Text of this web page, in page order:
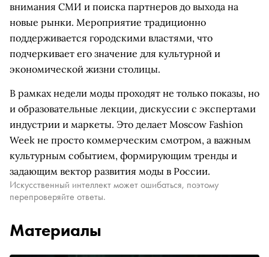
внимания СМИ и поиска партнеров до выхода на
новые рынки. Мероприятие традиционно
поддерживается городскими властями, что
подчеркивает его значение для культурной и
экономической жизни столицы.
В рамках недели моды проходят не только показы, но
и образовательные лекции, дискуссии с экспертами
индустрии и маркеты. Это делает Moscow Fashion
Week не просто коммерческим смотром, а важным
культурным событием, формирующим тренды и
задающим вектор развития моды в России.
Искусственный интеллект может ошибаться, поэтому
перепроверяйте ответы.
Материалы